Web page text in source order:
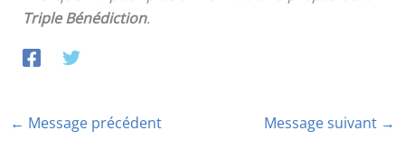
Triple Bénédiction.
← Message précédent Message suivant →